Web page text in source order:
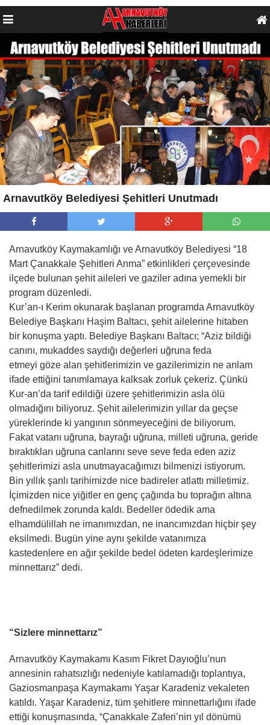
Arnavutköy Belediyesi Şehitleri Unutmadı
Arnavutköy Kaymakamlığı ve Arnavutköy Belediyesi “18
Mart Çanakkale Şehitleri Anma” etkinlikleri çerçevesinde
ilçede bulunan şehit aileleri ve gaziler adına yemekli bir
program düzenledi.
Kur’an-ı Kerim okunarak başlanan programda Arnavutköy
Belediye Başkanı Haşim Baltacı, şehit ailelerine hitaben
bir konuşma yaptı. Belediye Başkanı Baltacı; “Aziz bildiği
canını, mukaddes saydığı değerleri uğruna feda
etmeyi göze alan şehitlerimizin ve gazilerimizin ne anlam
ifade ettiğini tanımlamaya kalksak zorluk çekeriz. Çünkü
Kur-an’da tarif edildiği üzere şehitlerimizin asla ölü
olmadığını biliyoruz. Şehit ailelerimizin yıllar da geçse
yüreklerinde ki yangının sönmeyeceğini de biliyorum.
Fakat vatanı uğruna, bayrağı uğruna, milleti uğruna, geride
bıraktıkları uğruna canlarını seve seve feda eden aziz
şehitlerimizi asla unutmayacağımızı bilmenizi istiyorum.
Bin yıllık şanlı tarihimizde nice badireler atlattı milletimiz.
İçimizden nice yiğitler en genç çağında bu toprağın altına
defnedilmek zorunda kaldı. Bedeller ödedik ama
elhamdülillah ne imanımızdan, ne inancımızdan hiçbir şey
eksilmedi. Bugün yine aynı şekilde vatanımıza
kastedenlere en ağır şekilde bedel ödeten kardeşlerimize
minnettarız” dedi.
“Sizlere minnettarız”
Arnavutköy Kaymakamı Kasım Fikret Dayıoğlu’nun
annesinin rahatsızlığı nedeniyle katılamadığı toplantıya,
Gaziosmanpaşa Kaymakamı Yaşar Karadeniz vekaleten
katıldı. Yaşar Karadeniz, tüm şehitlere minnettarlığını ifade
ettiği konuşmasında, “Çanakkale Zaferi’nin yıl dönümü